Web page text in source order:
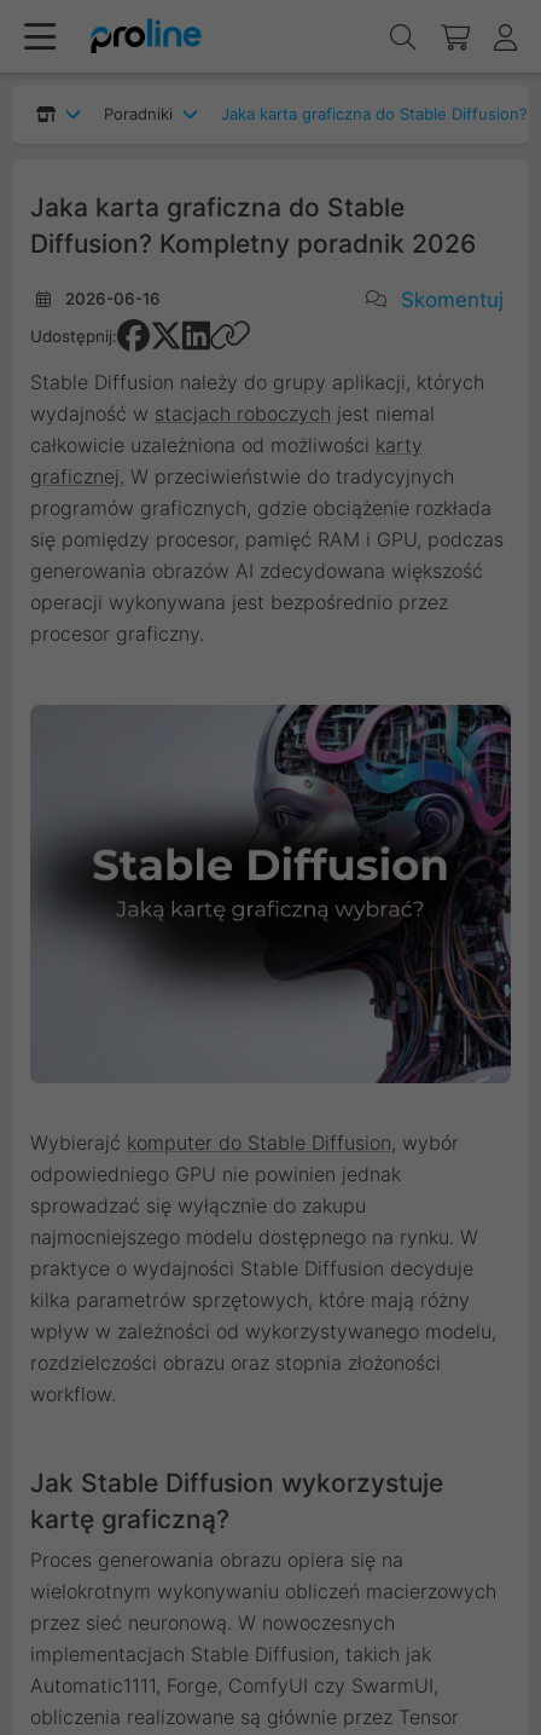
Poradniki
Jaka karta graficzna do Stable
Diffusion? Kompletny poradnik 2026
2026-06-16 Skomentuj
Udostępnij:
Stable Diffusion należy do grupy aplikacji, których
wydajność w stacjach roboczych jest niemal
całkowicie uzależniona od możliwości karty
graficznej. W przeciwieństwie do tradycyjnych
programów graficznych, gdzie obciążenie rozkłada
się pomiędzy procesor, pamięć RAM i GPU, podczas
generowania obrazów AI zdecydowana większość
operacji wykonywana jest bezpośrednio przez
procesor graficzny.
Wybierajć komputer do Stable Diffusion, wybór
odpowiedniego GPU nie powinien jednak
sprowadzać się wyłącznie do zakupu
najmocniejszego modelu dostępnego na rynku. W
praktyce o wydajności Stable Diffusion decyduje
kilka parametrów sprzętowych, które mają różny
wpływ w zależności od wykorzystywanego modelu,
rozdzielczości obrazu oraz stopnia złożoności
workflow.
Jak Stable Diffusion wykorzystuje
kartę graficzną?
Proces generowania obrazu opiera się na
wielokrotnym wykonywaniu obliczeń macierzowych
przez sieć neuronową. W nowoczesnych
implementacjach Stable Diffusion, takich jak
Automatic1111, Forge, ComfyUI czy SwarmUI,
obliczenia realizowane są głównie przez Tensor